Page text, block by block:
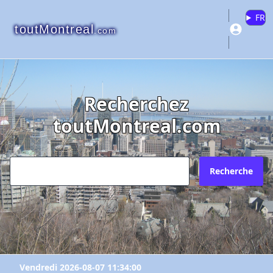
toutMontreal.com
FR
Recherchez
toutMontreal.com
Recherche
Vendredi 2026-08-07 11:34:00